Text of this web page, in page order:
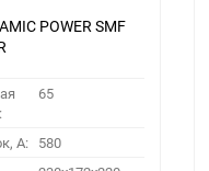
POWER SMF
65
A: 580